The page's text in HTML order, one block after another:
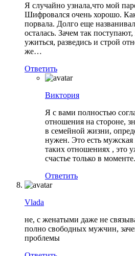
Я случайно узнала,что мой
Шифровался очень хорошо. Как
порвала. Долго еще
осталась. Зачем так
ужиться, разведись и строй
же…
Ответить
Виктория
Я с вами полностью
отношения на стороне,
в семейной жизни,
нужен. Это есть
таких отношениях , это
счастье только в моменте.
Ответить
Vlada
не, с женатыми даже не
полно свободных мужчин,
проблемы